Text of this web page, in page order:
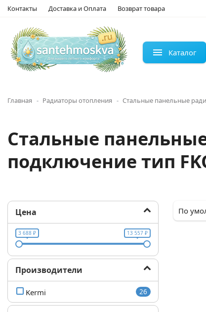
Контакты Доставка и Оплата Возврат товара
Каталог
Главная Радиаторы отопления Стальные панельные
Стальные
подключение тип
Цена
3 688 ₽ 13 557 ₽
Производители
Kermi 26